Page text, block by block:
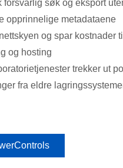
forsvarlig søk og eksport
opprinnelige metadataene
og spar kostnader til
og hosting
trekker ut
fra eldre